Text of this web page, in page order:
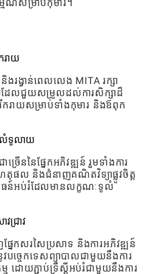
ម្មណ៍​សម្រាប់​កុមារ។
រាយ
រង្វាន់ពេលលេង MITA រក្សា
ដែលជួយសម្រួលដល់ការសិក្សាដ៏
ះរីករាយសម្រាប់ទាំងកុមារ និងឪពុក
លំទូលាយ
ើននៃផ្នែកអភិវឌ្ឍន៍ រួមទាំងការ
េតុផល និងជំនាញគណិតវិទ្យាផ្លូវចិត្ត
ធន៍អប់រំដែលមានលក្ខណៈទូលំ
វជ្រាវ
នែកសរសៃប្រសាទ និងការអភិវឌ្ឍន៍
វបច្ចេកទេសព្យាបាលជាមួយនឹងការ
ម ដោយភ្ជាប់ទ្រឹស្តីអប់រំជាមួយនឹងការ